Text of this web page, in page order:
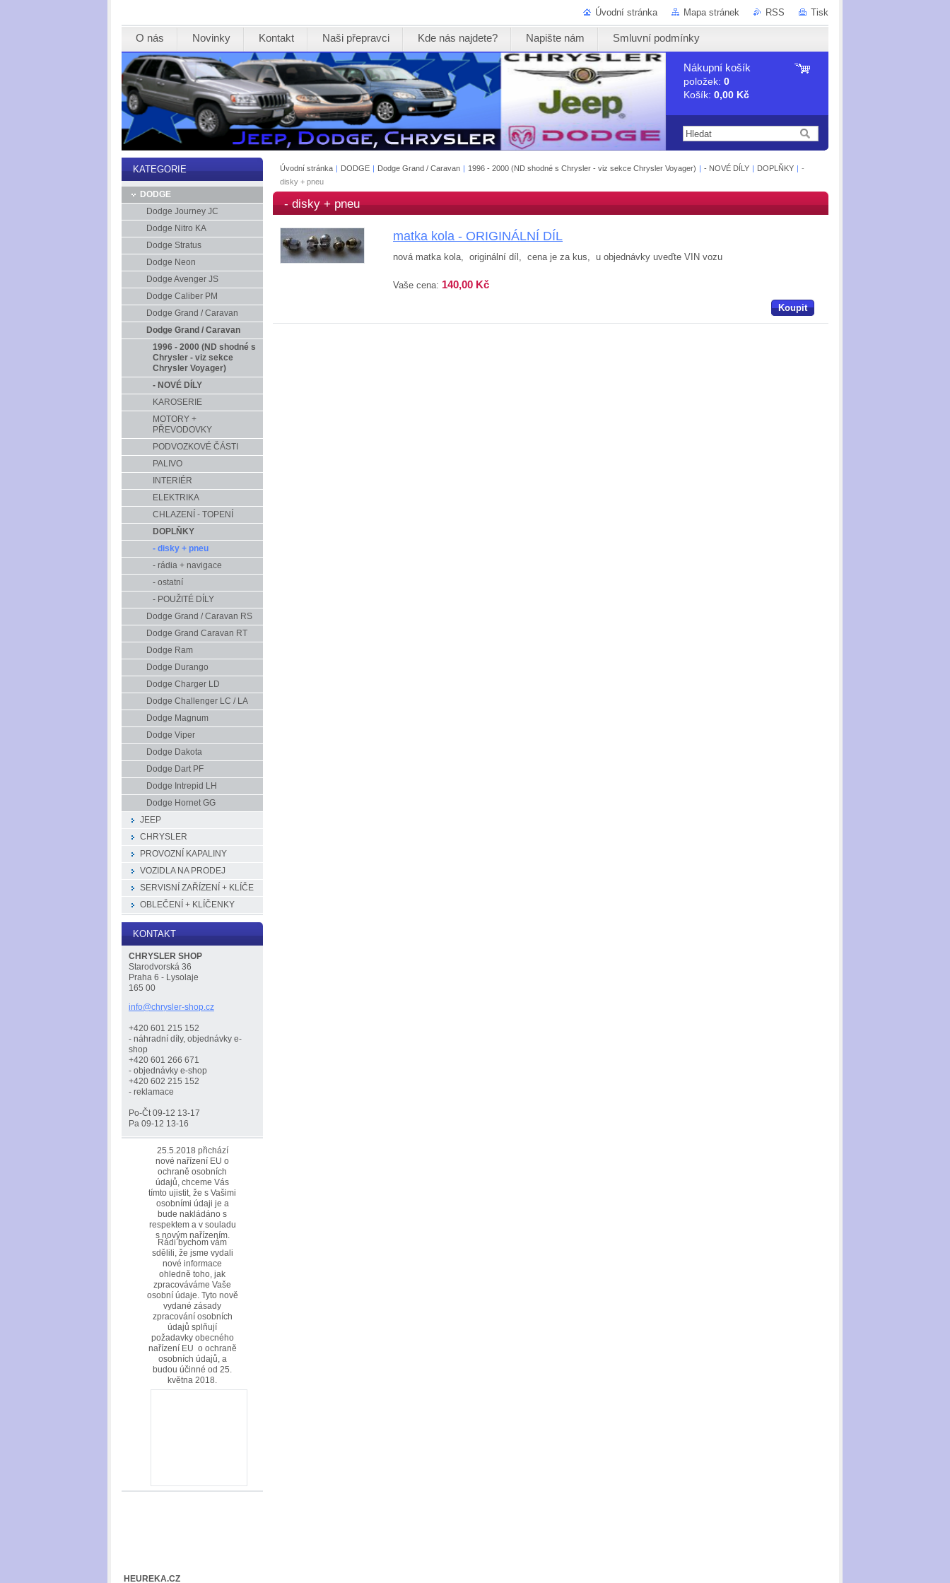
Úvodní stránka Mapa stránek RSS Tisk
O nás Novinky Kontakt Naši přepravci Kde nás najdete? Napište nám Smluvní podmínky
Nákupní košík
položek: 0
Košík: 0,00 Kč
Úvodní stránka | DODGE | Dodge Grand / Caravan | 1996 - 2000 (ND shodné s Chrysler - viz sekce Chrysler Voyager) | - NOVÉ DÍLY | DOPLŇKY | -
disky + pneu
- disky + pneu
matka kola - ORIGINÁLNÍ DÍL
nová matka kola, originální díl, cena je za kus, u objednávky uveďte VIN vozu
Vaše cena: 140,00 Kč
Koupit
KATEGORIE
DODGE
Dodge Journey JC
Dodge Nitro KA
Dodge Stratus
Dodge Neon
Dodge Avenger JS
Dodge Caliber PM
Dodge Grand / Caravan
Dodge Grand / Caravan
1996 - 2000 (ND shodné s
Chrysler - viz sekce
Chrysler Voyager)
- NOVÉ DÍLY
KAROSERIE
MOTORY +
PŘEVODOVKY
PODVOZKOVÉ ČÁSTI
PALIVO
INTERIÉR
ELEKTRIKA
CHLAZENÍ - TOPENÍ
DOPLŇKY
- disky + pneu
- rádia + navigace
- ostatní
- POUŽITÉ DÍLY
Dodge Grand / Caravan RS
Dodge Grand Caravan RT
Dodge Ram
Dodge Durango
Dodge Charger LD
Dodge Challenger LC / LA
Dodge Magnum
Dodge Viper
Dodge Dakota
Dodge Dart PF
Dodge Intrepid LH
Dodge Hornet GG
JEEP
CHRYSLER
PROVOZNÍ KAPALINY
VOZIDLA NA PRODEJ
SERVISNÍ ZAŘÍZENÍ + KLÍČE
OBLEČENÍ + KLÍČENKY
KONTAKT
CHRYSLER SHOP
Starodvorská 36
Praha 6 - Lysolaje
165 00
info@chrysler-shop.cz
+420 601 215 152
- náhradní díly, objednávky e-
shop
+420 601 266 671
- objednávky e-shop
+420 602 215 152
- reklamace
Po-Čt 09-12 13-17
Pa 09-12 13-16
25.5.2018 přichází
nové nařízení EU o
ochraně osobních
údajů, chceme Vás
tímto ujistit, že s Vašimi
osobními údaji je a
bude nakládáno s
respektem a v souladu
s novým nařízením.
Rádi bychom vám
sdělili, že jsme vydali
nové informace
ohledně toho, jak
zpracováváme Vaše
osobní údaje. Tyto nově
vydané zásady
zpracování osobních
údajů splňují
požadavky obecného
nařízení EU o ochraně
osobních údajů, a
budou účinné od 25.
května 2018.
HEUREKA.CZ